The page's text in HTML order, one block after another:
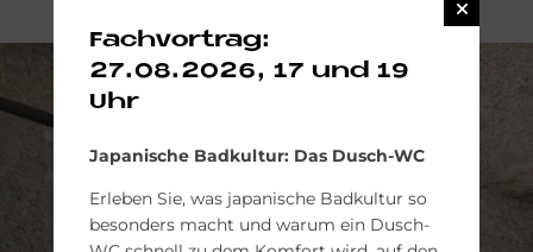
Fachvortrag:
27.08.2026, 17 und 19
Uhr
Japanische Badkultur: Das Dusch-WC
Erleben Sie, was japanische Badkultur so
besonders macht und warum ein Dusch-